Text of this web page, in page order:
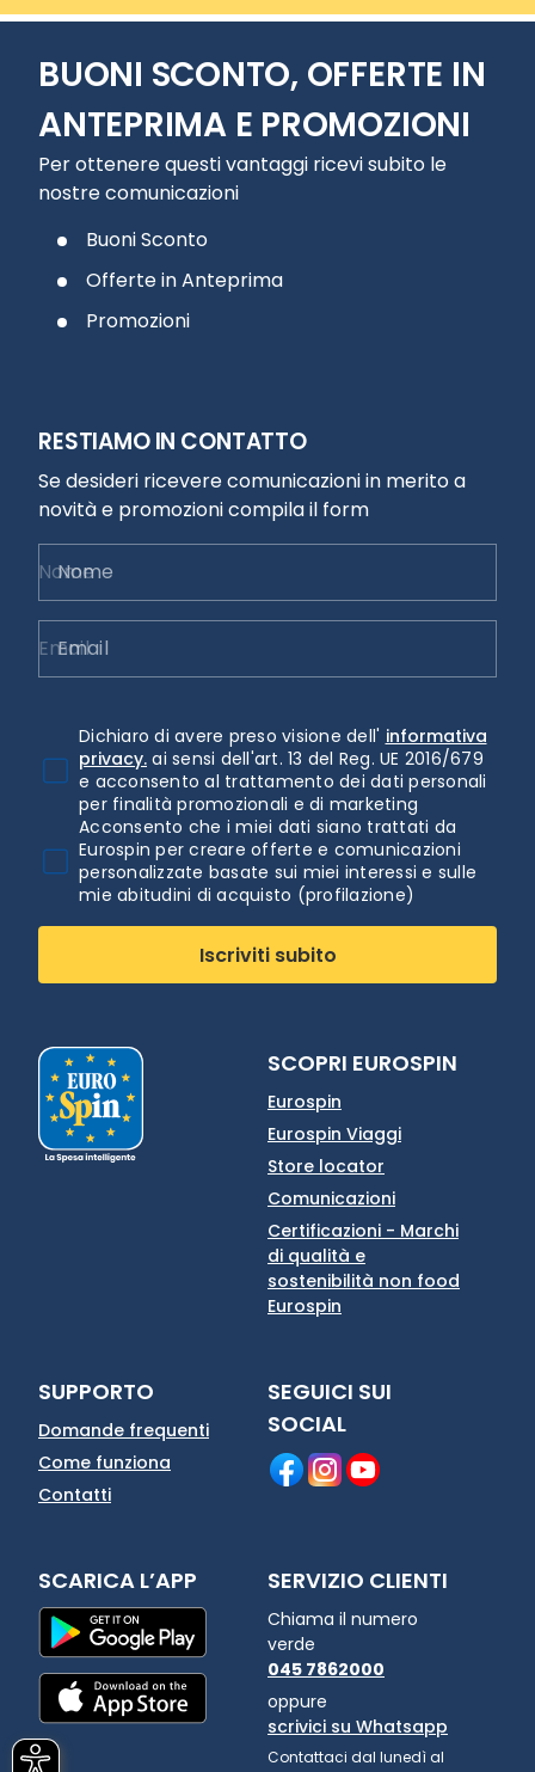
BUONI SCONTO, OFFERTE IN
ANTEPRIMA E PROMOZIONI
Per ottenere questi vantaggi ricevi subito le
nostre comunicazioni
Buoni Sconto
Offerte in Anteprima
Promozioni
RESTIAMO IN CONTATTO
Se desideri ricevere comunicazioni in merito a
novità e promozioni compila il form
Nome
Email
Dichiaro di avere preso visione dell' informativa
privacy. ai sensi dell'art. 13 del Reg. UE 2016/679
e acconsento al trattamento dei dati personali
per finalità promozionali e di marketing
Acconsento che i miei dati siano trattati da
Eurospin per creare offerte e comunicazioni
personalizzate basate sui miei interessi e sulle
mie abitudini di acquisto (profilazione)
Iscriviti subito
SCOPRI EUROSPIN
Eurospin
Eurospin Viaggi
Store locator
Comunicazioni
Certificazioni - Marchi
di qualità e
sostenibilità non food
Eurospin
SUPPORTO
Domande frequenti
Come funziona
Contatti
SEGUICI SUI
SOCIAL
SCARICA L’APP SERVIZIO CLIENTI
Chiama il numero
verde
045 7862000
oppure
scrivici su Whatsapp
Contattaci dal lunedì al